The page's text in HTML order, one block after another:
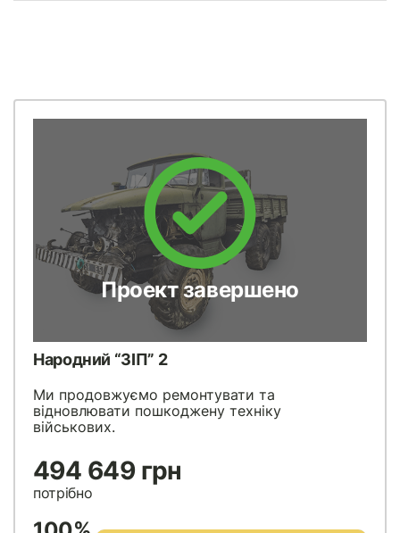
Проект завершено
Народний “ЗІП” 2
Ми продовжуємо ремонтувати та
відновлювати пошкоджену техніку
військових.
494 649 грн
потрібно